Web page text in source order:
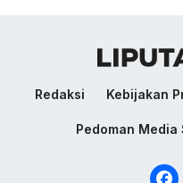
Redaksi Kebijakan
Pedoman Media